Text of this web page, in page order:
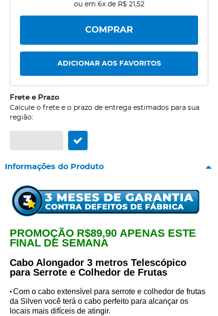
ou em 6xde R$ 21,52
COMPRAR
ADICIONAR AOS FAVORITOS
Frete e Prazo
Calcule o frete e o prazo de entrega estimados para sua
região:
Informações do Produto
PROMOÇÃO R$89,90 APENAS ESTE
FINAL DE SEMANA
Cabo Alongador 3 metros Telescópico
para Serrote e Colhedor de Frutas
• Com o cabo extensível para serrote e colhedor de frutas
da Silven você terá o cabo perfeito para alcançar os
locais mais difíceis de atingir.